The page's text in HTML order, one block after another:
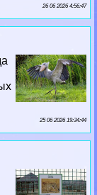
26 06 2026 4:56:47
25 06 2026 19:34:44